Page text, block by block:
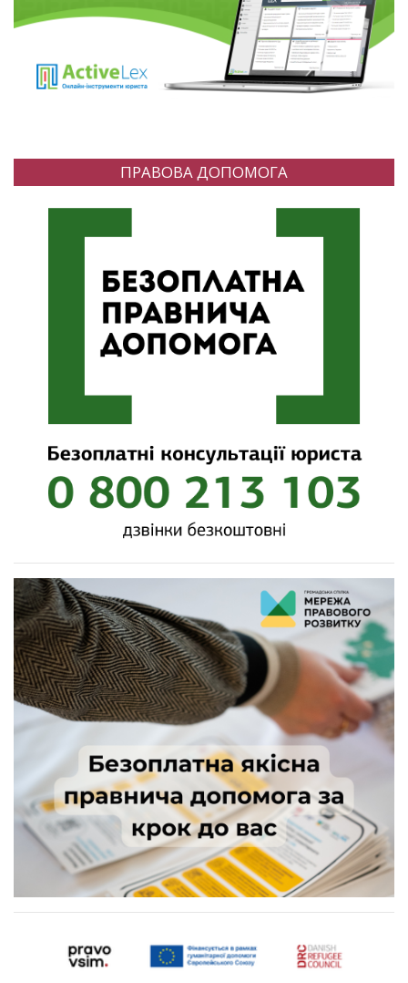
ПРАВОВА ДОПОМОГА